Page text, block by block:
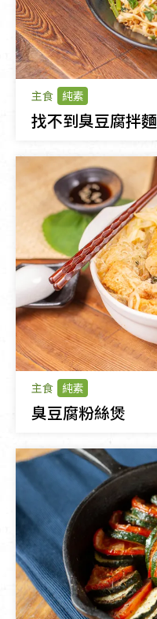
主食 純素
找不到臭豆腐拌麵
主食 純素
臭豆腐粉絲煲